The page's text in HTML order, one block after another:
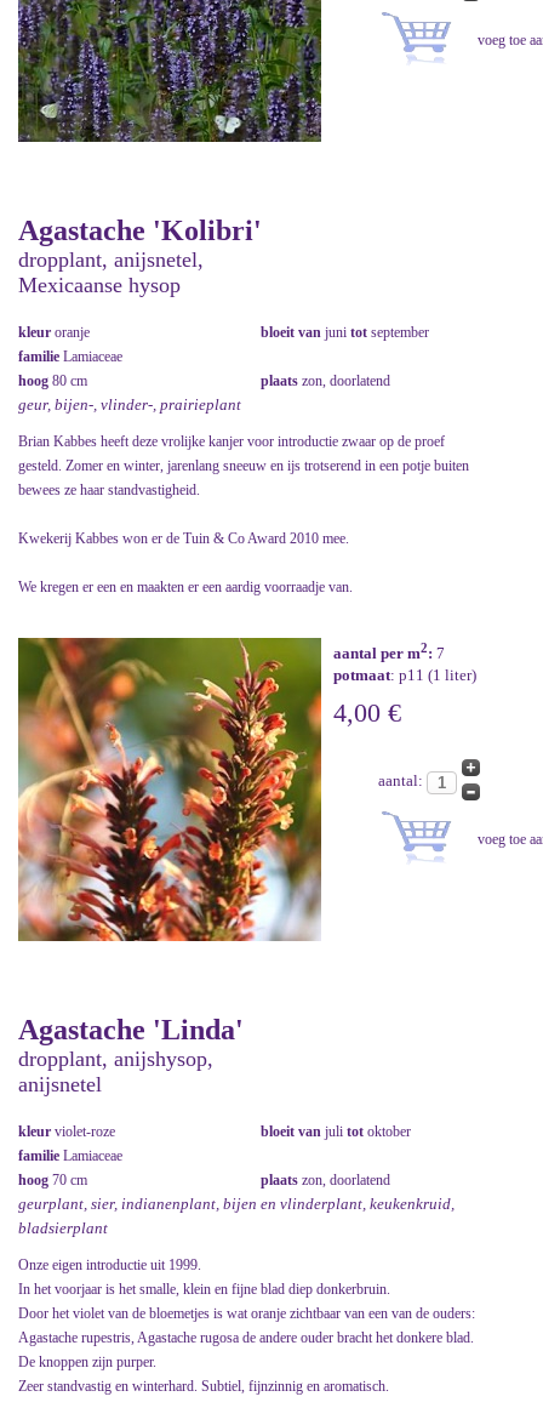
Agastache 'Kolibri'
dropplant, anijsnetel,
Mexicaanse hysop
kleur oranje bloeit van juni tot september
familie Lamiaceae
hoog 80 cm plaats zon, doorlatend
geur, bijen-, vlinder-, prairieplant
Brian Kabbes heeft deze vrolijke kanjer voor introductie zwaar op de proef
gesteld. Zomer en winter, jarenlang sneeuw en ijs trotserend in een potje buiten
bewees ze haar standvastigheid.
Kwekerij Kabbes won er de Tuin & Co Award 2010 mee.
We kregen er een en maakten er een aardig voorraadje van.
aantal per m2: 7
potmaat: p11 (1 liter)
4,00 €
aantal:
Agastache 'Linda'
dropplant, anijshysop,
anijsnetel
kleur violet-roze bloeit van juli tot oktober
familie Lamiaceae
hoog 70 cm plaats zon, doorlatend
geurplant, sier, indianenplant, bijen en vlinderplant, keukenkruid,
bladsierplant
Onze eigen introductie uit 1999.
In het voorjaar is het smalle, klein en fijne blad diep donkerbruin.
Door het violet van de bloemetjes is wat oranje zichtbaar van een van de ouders:
Agastache rupestris, Agastache rugosa de andere ouder bracht het donkere blad.
De knoppen zijn purper.
Zeer standvastig en winterhard. Subtiel, fijnzinnig en aromatisch.